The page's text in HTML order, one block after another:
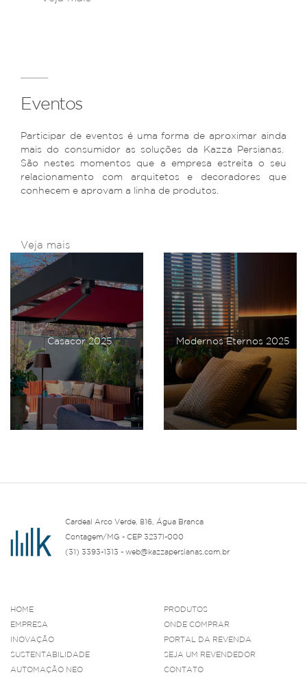
Eventos
Participar de eventos é uma forma de aproximar ainda
mais do consumidor as soluções da Kazza Persianas.
São nestes momentos que a empresa estreita o seu
relacionamento com arquitetos e decoradores que
conhecem e aprovam a linha de produtos.
Veja mais
Casacor 2025 Modernos Eternos 2025
Cardeal Arco Verde, 816, Água Branca
Contagem/MG - CEP 32371-000
(31) 3393-1313 - web@kazzapersianas.com.br
HOME
EMPRESA
INOVAÇÃO
SUSTENTABILIDADE
AUTOMAÇÃO NEO
PRODUTOS
ONDE COMPRAR
PORTAL DA REVENDA
SEJA UM REVENDEDOR
CONTATO